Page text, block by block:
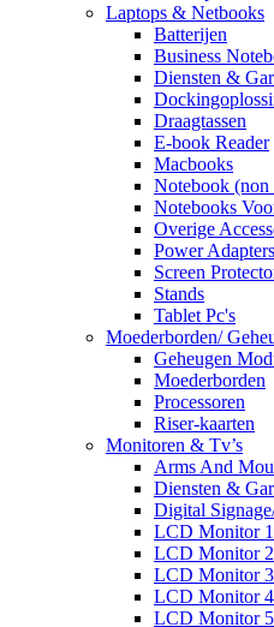
Laptops & Netbooks
Batterijen
Business
Diensten &
Draagtassen
E-book Reader
Macbooks
Notebook (non
Notebooks
Overige
Power Adapters
Screen
Stands
Tablet Pc's
Moederborden/
Geheugen
Moederborden
Processoren
Riser-kaarten
Monitoren & Tv’s
Arms And
Diensten &
Digital
LCD Monitor
LCD Monitor
LCD Monitor
LCD Monitor
LCD Monitor